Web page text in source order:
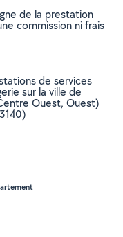
de la prestation
commission ni frais
de services
sur la ville de
Ouest, Ouest)